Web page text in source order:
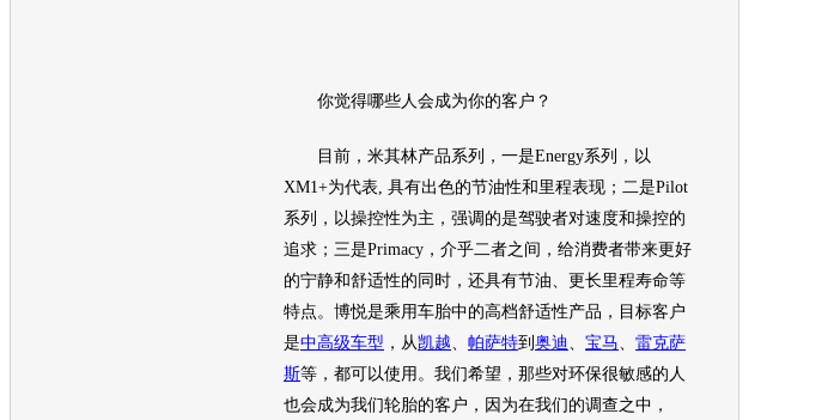
你觉得哪些人会成为你的客户？
目前，米其林产品系列，一是Energy系列，以
XM1+为代表, 具有出色的节油性和里程表现；二是Pilot
系列，以操控性为主，强调的是驾驶者对速度和操控的
追求；三是Primacy，介乎二者之间，给消费者带来更好
的宁静和舒适性的同时，还具有节油、更长里程寿命等
特点。 博悦是乘用车胎中的高档舒适性产品，目标客户
是中高级车型 ，从凯越 帕萨特到 奥迪 宝马
雷克萨
斯等，都可以使用。我们希望，那些对环保很敏感的人
也会成为我们轮胎的客户，因为在我们的调查之中，